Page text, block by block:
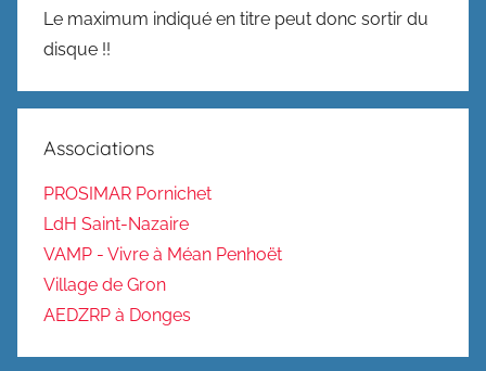
Le maximum indiqué en titre peut donc sortir du
disque !!
Associations
PROSIMAR Pornichet
LdH Saint-Nazaire
VAMP - Vivre à Méan Penhoët
Village de Gron
AEDZRP à Donges